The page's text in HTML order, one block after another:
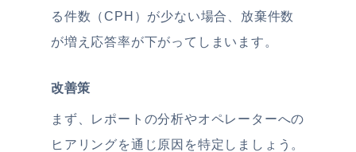
る件数（CPH）が少ない場合、放棄件数
が増え応答率が下がってしまいます。
改善策
まず、レポートの分析やオペレーターへの
ヒアリングを通じ原因を特定しましょう。